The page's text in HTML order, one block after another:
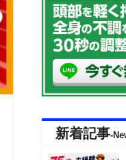
新着記事-